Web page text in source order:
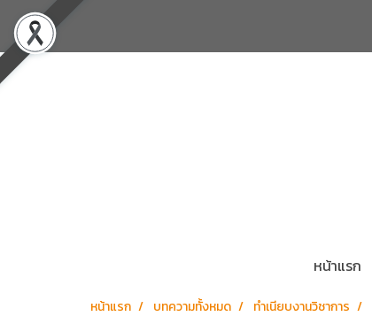
หน้าแรก
หน้าแรก บทความทั้งหมด ทำเนียบงานวิชาการ